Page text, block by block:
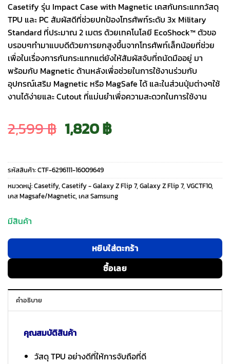
Casetify รุ่น Impact Case with Magnetic เคสกันกระแทกวัสดุ
TPU และ PC สัมผัสดีที่ช่วยปกป้องโทรศัพท์ระดับ 3x Military
Standard ที่ประมาณ 2 เมตร ด้วยเทคโนโลยี EcoShock™ ตัวขอ
บรอบๆทำมาแบบดีด้วยการยกสูงขึ้นจากโทรศัพท์เล็กน้อยที่ช่วย
เพื่อในเรื่องการกันกระแทกแต่ยังให้สัมผัสจับที่ถนัดมืออยู่ มา
พร้อมกับ Magnetic ด้านหลังเพื่อช่วยในการใช้งานร่วมกับ
อุปกรณ์เสริม Magnetic หรือ MagSafe ได้ และในส่วนปุ่มต่างๆใช้
งานได้ง่ายและ Cutout ที่แม่นยำเพื่อความสะดวกในการใช้งาน
2,599฿ Original
price
was:
1,820฿Current
price
is:
รหัสสินค้า:CTF-6296111-16009649
หมวดหมู่:Casetify, Casetify - Galaxy Z Flip 7, Galaxy Z Flip 7, VGCTF10,
เคส Magsafe/Magnetic, เคส Samsung
มีสินค้า
หยิบใส่ตะกร้า
ซื้อเลย
คำอธิบาย
คุณสมบัติสินค้า
วัสดุ TPU อย่างดีที่ให้การจับถือที่ดี